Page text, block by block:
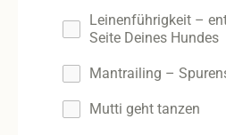
Leinenführigkeit –
Seite Deines Hundes
Mantrailing –
Mutti geht tanzen